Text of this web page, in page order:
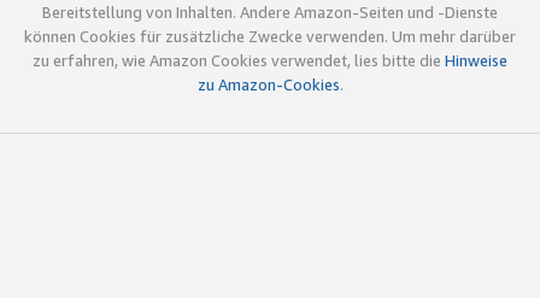
Bereitstellung von Inhalten. Andere Amazon-Seiten und -Dienste
können Cookies für zusätzliche Zwecke verwenden. Um mehr darüber
zu erfahren, wie Amazon Cookies verwendet, lies bitte die Hinweise
zu Amazon-Cookies.